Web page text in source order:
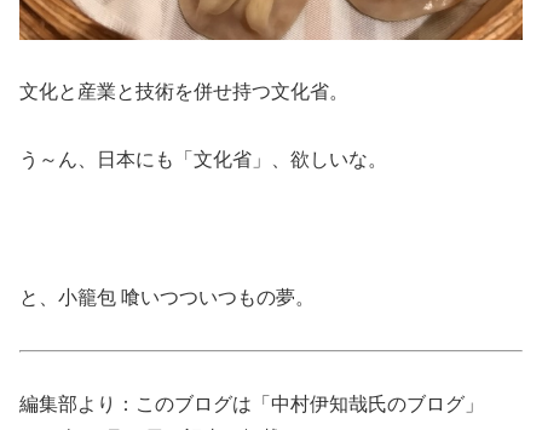
文化と産業と技術を併せ持つ文化省。
う～ん、日本にも「文化省」、欲しいな。
と、小籠包 喰いつついつもの夢。
編集部より：このブログは「中村伊知哉氏のブログ」